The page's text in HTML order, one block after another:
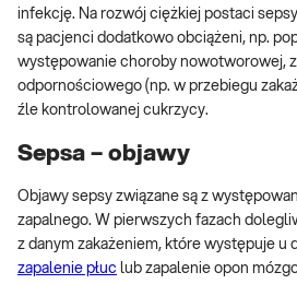
infekcję. Na rozwój ciężkiej postaci
są pacjenci dodatkowo obciążeni, np.
występowanie choroby nowotworowej,
odpornościowego (np. w przebiegu
źle kontrolowanej cukrzycy.
Sepsa – objawy
Objawy sepsy związane są z
zapalnego. W pierwszych fazach
z danym zakażeniem, które występuje u
zapalenie płuc lub zapalenie opon